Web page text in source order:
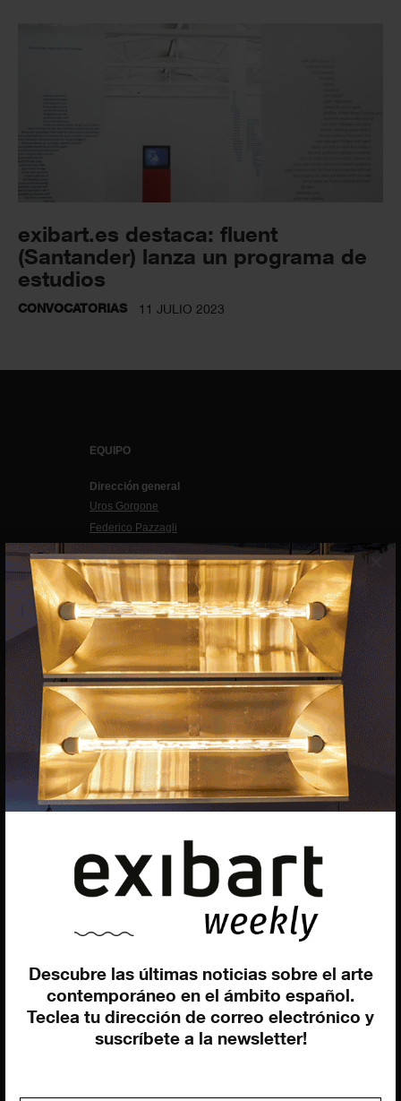
Descubre las últimas noticias sobre el arte
contemporáneo en el ámbito español.
Teclea tu dirección de correo electrónico y
suscríbete a la newsletter!
×
exibart.es destaca: fluent
(Santander) lanza un programa de
estudios
CONVOCATORIAS 11 JULIO 2023
EQUIPO
Dirección general
Uros Gorgone
Federico Pazzagli
Dirección exibart.es
Carolina Ciuti
Administración
Evelyn Parretti
Marketing
Francesca Grismondi
Programación y diseño web
Giovanni Costante
Marcello Moi
Suscríbete a la newsletter
Contacto
Utilizamos cookies para ofrecerte la mejor experiencia en